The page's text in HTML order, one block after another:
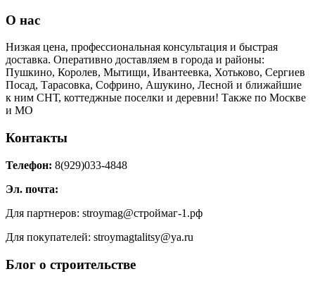
О нас
Низкая цена, профессиональная консультация и быстрая
доставка. Оперативно доставляем в города и районы:
Пушкино, Королев, Мытищи, Ивантеевка, Хотьково, Сергиев
Посад, Тарасовка, Софрино, Ашукино, Лесной и ближайшие
к ним СНТ, коттеджные поселки и деревни! Также по Москве
и МО
Контакты
Телефон: 8(929)033-4848
Эл. почта:
Для партнеров: stroymag@строймаг-1.рф
Для покупателей: stroymagtalitsy@ya.ru
Блог о строительстве